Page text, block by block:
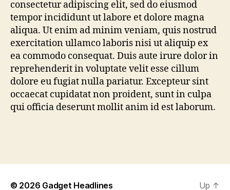
consectetur adipiscing elit, sed do eiusmod
tempor incididunt ut labore et dolore magna
aliqua. Ut enim ad minim veniam, quis nostrud
exercitation ullamco laboris nisi ut aliquip ex
ea commodo consequat. Duis aute irure dolor in
reprehenderit in voluptate velit esse cillum
dolore eu fugiat nulla pariatur. Excepteur sint
occaecat cupidatat non proident, sunt in culpa
qui officia deserunt mollit anim id est laborum.
© 2026 Gadget Headlines Up ↑